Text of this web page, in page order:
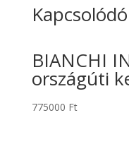
BIANCHI
országúti
775000 Ft